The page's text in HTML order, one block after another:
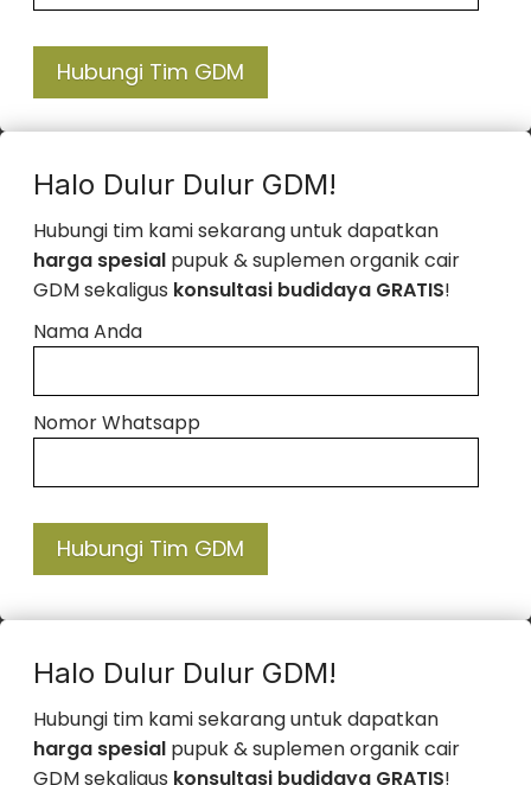
Hubungi Tim GDM
Halo Dulur Dulur GDM!
Hubungi tim kami sekarang untuk dapatkan
harga spesial pupuk & suplemen organik cair
GDM sekaligus konsultasi budidaya GRATIS!
Nama Anda
Nomor Whatsapp
Hubungi Tim GDM
Halo Dulur Dulur GDM!
Hubungi tim kami sekarang untuk dapatkan
harga spesial pupuk & suplemen organik cair
GDM sekaligus konsultasi budidaya GRATIS!